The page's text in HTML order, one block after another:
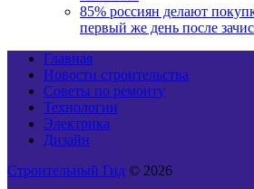
85% россиян делают
первый же день после
Главная
Новости строительства
Советы по ремонту
Технологии
Электрика
Дизайн
Строительный Гид © 2026